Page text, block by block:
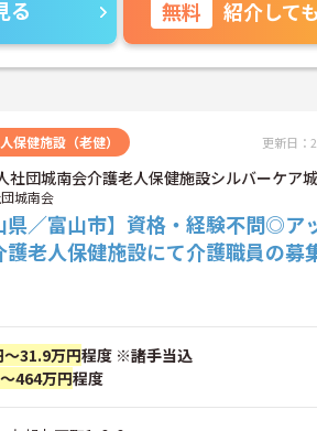
る 無料 紹介して
保健施設（老健） 更新日：
社団城南会介護老人保健施設シルバーケア
城南会
県／富山市】資格・経験不問◎ア
護老人保健施設にて介護職員の募
31.9万円程度 ※諸手当込
464万円程度